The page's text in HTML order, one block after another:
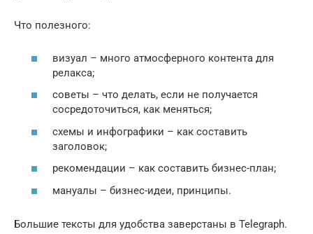
Что полезного:
визуал – много атмосферного контента для
релакса;
советы – что делать, если не получается
сосредоточиться, как меняться;
схемы и инфографики – как составить
заголовок;
рекомендации – как составить бизнес-план;
мануалы – бизнес-идеи, принципы.
Большие тексты для удобства заверстаны в Telegraph.